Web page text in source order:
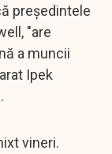
președintele
"are
a muncii
Ipek
vineri.